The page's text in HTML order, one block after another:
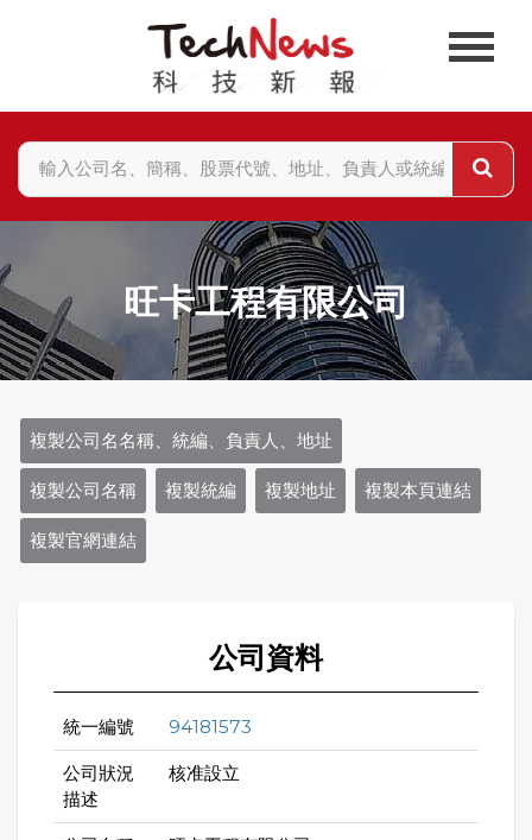
旺卡工程有限公司
複製公司名名稱、統編、負責人、地址
複製公司名稱 複製統編 複製地址 複製本頁連結
複製官網連結
公司資料
統一編號 94181573
公司狀況
描述
核准設立